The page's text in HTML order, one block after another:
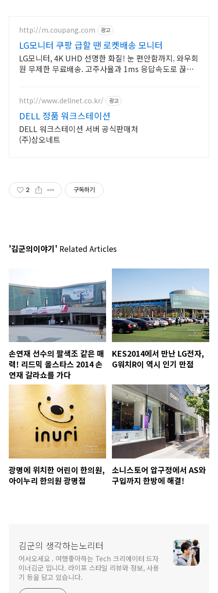
http://m.coupang.com 광고
LG모니터 쿠팡 급할 땐 로켓배송 모니터
LG모니터, 4K UHD 선명한 화질! 눈 편안함까지. 와우회
원 무제한 무료배송. 고주사율과 1ms 응답속도로 끊김
http://www.dellnet.co.kr/ 광고
DELL 정품 워크스테이션
DELL 워크스테이션 서버 공식판매처
(주)삼오네트
2 구독하기
'김군의이야기' Related Articles
손연재 선수의 팔색조 같은 매
력! 리드믹 올스타스 2014 손
연재 갈라쇼를 가다
KES2014에서 만난 LG전자,
G워치R이 역시 인기 만점
광명에 위치한 어린이 한의원,
아이누리 한의원 광명점
소니스토어 압구정에서 AS와
구입까지 한방에 해결!
김군의 생각하는노리터
어서오세요 . 여행좋아하는 Tech 크리에이터 드자
이너김군 입니다. 라이프 스타일 리뷰와 정보, 사용
기 등을 담고 있습니다.